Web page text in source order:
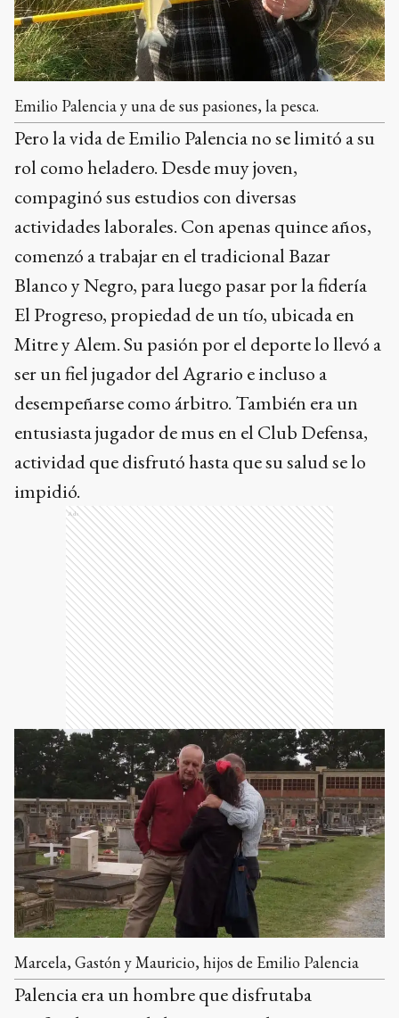
Emilio Palencia y una de sus pasiones, la pesca.
Pero la vida de Emilio Palencia no se limitó a su
rol como heladero. Desde muy joven,
compaginó sus estudios con diversas
actividades laborales. Con apenas quince años,
comenzó a trabajar en el tradicional Bazar
Blanco y Negro, para luego pasar por la fidería
El Progreso, propiedad de un tío, ubicada en
Mitre y Alem. Su pasión por el deporte lo llevó a
ser un fiel jugador del Agrario e incluso a
desempeñarse como árbitro. También era un
entusiasta jugador de mus en el Club Defensa,
actividad que disfrutó hasta que su salud se lo
impidió.
Ads
Marcela, Gastón y Mauricio, hijos de Emilio Palencia
Palencia era un hombre que disfrutaba